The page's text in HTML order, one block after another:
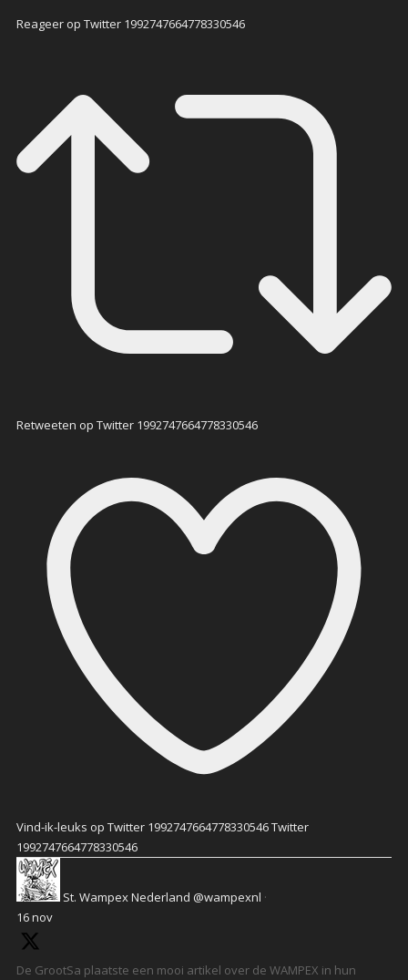
Reageer op Twitter 1992747664778330546
Retweeten op Twitter 1992747664778330546
Vind-ik-leuks op Twitter 1992747664778330546Twitter
1992747664778330546
St. Wampex Nederland @wampexnl ·
16 nov
De GrootSa plaatste een mooi artikel over de WAMPEX in hun